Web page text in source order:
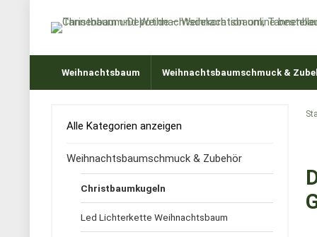
Weihnachtsbaum Weihnachtsbaumschmuck &
Alle Kategorien anzeigen
Weihnachtsbaumschmuck & Zubehör
Christbaumkugeln
Led Lichterkette Weihnachtsbaum